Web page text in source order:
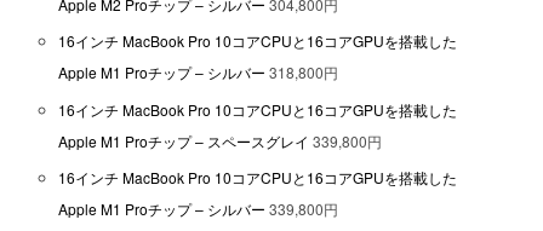
Apple M2 Proチップ – シルバー 304,800円
16インチ MacBook Pro 10コアCPUと16コアGPUを搭載した
Apple M1 Proチップ – シルバー 318,800円
16インチ MacBook Pro 10コアCPUと16コアGPUを搭載した
Apple M1 Proチップ – スペースグレイ 339,800円
16インチ MacBook Pro 10コアCPUと16コアGPUを搭載した
Apple M1 Proチップ – シルバー 339,800円